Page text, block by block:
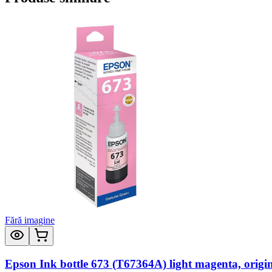
Fără imagine
Epson Ink bottle 673 (T67364A) light magenta,